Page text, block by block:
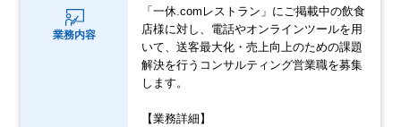
業務内容
「一休.comレストラン」にご掲載中の飲食
店様に対し、電話やオンラインツールを用
いて、送客最大化・売上向上のための課題
解決を行うコンサルティング営業職を募集
します。
【業務詳細】